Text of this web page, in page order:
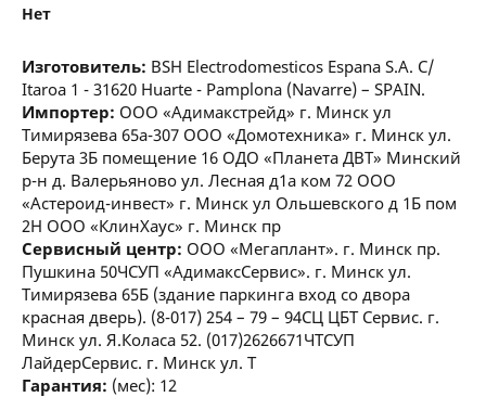
Нет
Изготовитель: BSH Electrodomesticos Espana S.A. C/
Itaroa 1 - 31620 Huarte - Pamplona (Navarre) – SPAIN.
Импортер: ООО «Адимакстрейд» г. Минск ул
Тимирязева 65а-307 ООО «Домотехника» г. Минск ул.
Берута 3Б помещение 16 ОДО «Планета ДВТ» Минский
р-н д. Валерьяново ул. Лесная д1а ком 72 ООО
«Астероид-инвест» г. Минск ул Ольшевского д 1Б пом
2Н ООО «КлинХаус» г. Минск пр
Сервисный центр: ООО «Мегаплант». г. Минск пр.
Пушкина 50ЧСУП «АдимаксСервис». г. Минск ул.
Тимирязева 65Б (здание паркинга вход со двора
красная дверь). (8-017) 254 – 79 – 94СЦ ЦБТ Сервис. г.
Минск ул. Я.Коласа 52. (017)2626671ЧТСУП
ЛайдерСервис. г. Минск ул. Т
Гарантия: (мес): 12